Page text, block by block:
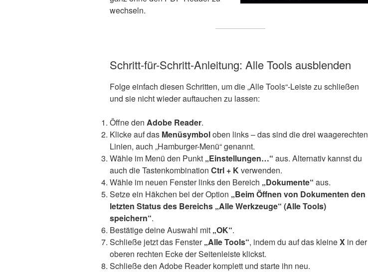
wechseln.
Schritt-für-Schritt-Anleitung: Alle Tools ausblenden
Folge einfach diesen Schritten, um die „Alle Tools“-Leiste zu schließen
und sie nicht wieder auftauchen zu lassen:
Öffne den Adobe Reader.
Klicke auf das Menüsymboloben links – das sind die drei waagerechten
Linien, auch „Hamburger-Menü“ genannt.
Wähle im Menü den Punkt „Einstellungen…“ aus. Alternativ kannst du
auch die Tastenkombination Ctrl + Kverwenden.
Wähle im neuen Fenster links den Bereich „Dokumente“ aus.
Setze ein Häkchen bei der Option „Beim Öffnen von Dokumenten den
letzten Status des Bereichs „Alle Werkzeuge“ (Alle Tools)
speichern“.
Bestätige deine Auswahl mit „OK“.
Schließe jetzt das Fenster„Alle Tools“, indem du auf das kleineX in der
oberen rechten Ecke der Seitenleiste klickst.
Schließe den Adobe Reader komplett und starte ihn neu.